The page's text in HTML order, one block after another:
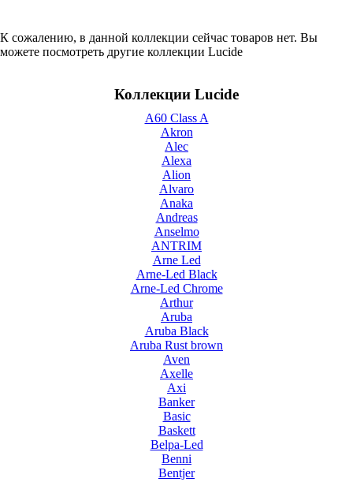
К сожалению, в данной коллекции сейчас товаров нет. Вы
можете посмотреть другие коллекции Lucide
Коллекции Lucide
A60 Class A
Akron
Alec
Alexa
Alion
Alvaro
Anaka
Andreas
Anselmo
ANTRIM
Arne Led
Arne-Led Black
Arne-Led Chrome
Arthur
Aruba
Aruba Black
Aruba Rust brown
Aven
Axelle
Axi
Banker
Basic
Baskett
Belpa-Led
Benni
Bentjer